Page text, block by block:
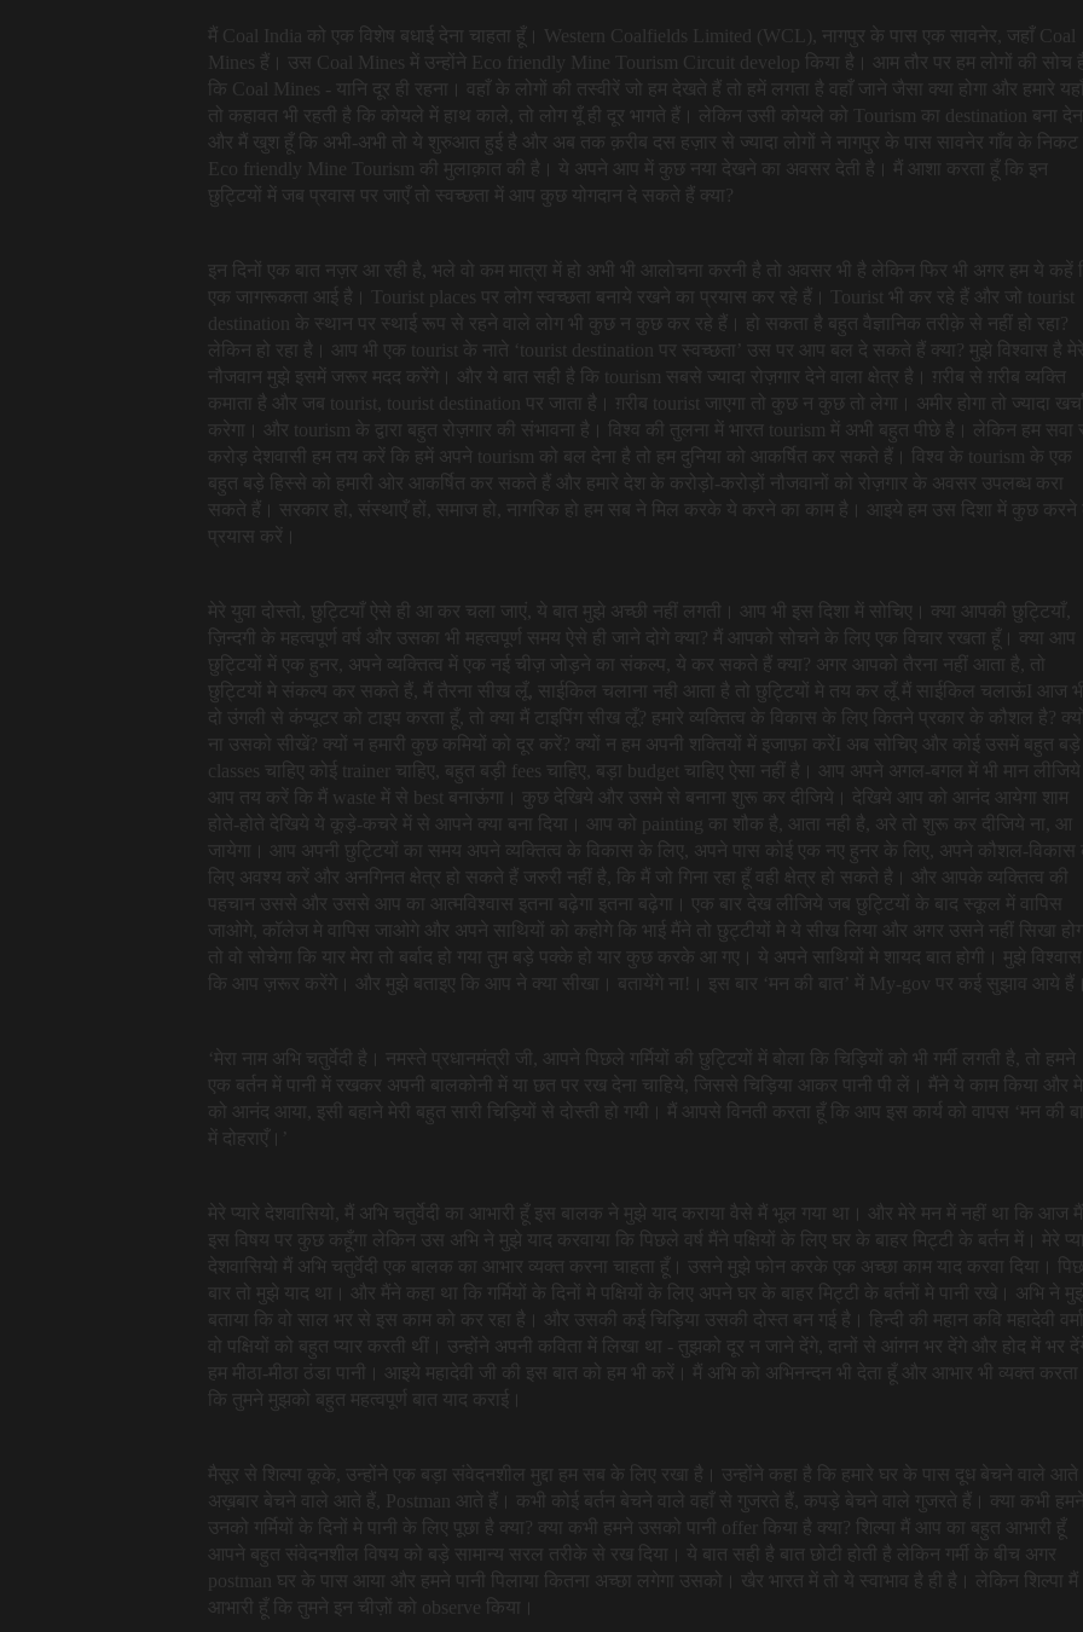
मैं Coal India को एक विशेष बधाई देना चाहता हूँ। Western Coalfields Limited (WCL), नागपुर के पास एक सावनेर, जहाँ Coal
Mines हैं। उस Coal Mines में उन्होंने Eco friendly Mine Tourism Circuit develop किया है। आम तौर पर हम लोगों की सोच
कि Coal Mines - यानि दूर ही रहना। वहाँ के लोगों की तस्वीरें जो हम देखते हैं तो हमें लगता है वहाँ जाने जैसा क्या होगा और हमारे यहाँ
तो कहावत भी रहती है कि कोयले में हाथ काले, तो लोग यूँ ही दूर भागते हैं। लेकिन उसी कोयले को Tourism का destination बना देना
और मैं खुश हूँ कि अभी-अभी तो ये शुरुआत हुई है और अब तक क़रीब दस हज़ार से ज्यादा लोगों ने नागपुर के पास सावनेर गाँव के निकट
Eco friendly Mine Tourism की मुलाक़ात की है। ये अपने आप में कुछ नया देखने का अवसर देती है। मैं आशा करता हूँ कि इन
छुट्टियों में जब प्रवास पर जाएँ तो स्वच्छता में आप कुछ योगदान दे सकते हैं क्या?
इन दिनों एक बात नज़र आ रही है, भले वो कम मात्रा में हो अभी भी आलोचना करनी है तो अवसर भी है लेकिन फिर भी अगर हम ये कहें
एक जागरूकता आई है। Tourist places पर लोग स्वच्छता बनाये रखने का प्रयास कर रहे हैं। Tourist भी कर रहे हैं और जो tourist
destination के स्थान पर स्थाई रूप से रहने वाले लोग भी कुछ न कुछ कर रहे हैं। हो सकता है बहुत वैज्ञानिक तरीक़े से नहीं हो रहा?
लेकिन हो रहा है। आप भी एक tourist के नाते ‘tourist destination पर स्वच्छता’ उस पर आप बल दे सकते हैं क्या? मुझे विश्वास है मेरे
नौजवान मुझे इसमें जरूर मदद करेंगे। और ये बात सही है कि tourism सबसे ज्यादा रोज़गार देने वाला क्षेत्र है। ग़रीब से ग़रीब व्यक्ति
कमाता है और जब tourist, tourist destination पर जाता है। ग़रीब tourist जाएगा तो कुछ न कुछ तो लेगा। अमीर होगा तो ज्यादा खर्चा
करेगा। और tourism के द्वारा बहुत रोज़गार की संभावना है। विश्व की तुलना में भारत tourism में अभी बहुत पीछे है। लेकिन हम सवा
करोड़ देशवासी हम तय करें कि हमें अपने tourism को बल देना है तो हम दुनिया को आकर्षित कर सकते हैं। विश्व के tourism के एक
बहुत बड़े हिस्से को हमारी ओर आकर्षित कर सकते हैं और हमारे देश के करोड़ो-करोड़ों नौजवानों को रोज़गार के अवसर उपलब्ध करा
सकते हैं। सरकार हो, संस्थाएँ हों, समाज हो, नागरिक हो हम सब ने मिल करके ये करने का काम है। आइये हम उस दिशा में कुछ करने
प्रयास करें।
मेरे युवा दोस्तो, छुट्टियाँ ऐसे ही आ कर चला जाएं, ये बात मुझे अच्छी नहीं लगती। आप भी इस दिशा में सोचिए। क्या आपकी छुट्टियाँ,
ज़िन्दगी के महत्वपूर्ण वर्ष और उसका भी महत्वपूर्ण समय ऐसे ही जाने दोगे क्या? मैं आपको सोचने के लिए एक विचार रखता हूँ। क्या आप
छुट्टियों में एक हुनर, अपने व्यक्तित्व में एक नई चीज़ जोड़ने का संकल्प, ये कर सकते हैं क्या? अगर आपको तैरना नहीं आता है, तो
छुट्टियों मे संकल्प कर सकते हैं, मैं तैरना सीख लूँ, साईकिल चलाना नही आता है तो छुट्टियों मे तय कर लूँ मैं साईकिल चलाऊंI आज
दो उंगली से कंप्यूटर को टाइप करता हूँ, तो क्या मैं टाइपिंग सीख लूँ? हमारे व्यक्तित्व के विकास के लिए कितने प्रकार के कौशल है? क्यों
ना उसको सीखें? क्यों न हमारी कुछ कमियों को दूर करें? क्यों न हम अपनी शक्तियों में इजाफ़ा करेंI अब सोचिए और कोई उसमें बहुत बड़े
classes चाहिए कोई trainer चाहिए, बहुत बड़ी fees चाहिए, बड़ा budget चाहिए ऐसा नहीं है। आप अपने अगल-बगल में भी मान लीजिये
आप तय करें कि मैं waste में से best बनाऊंगा। कुछ देखिये और उसमे से बनाना शुरू कर दीजिये। देखिये आप को आनंद आयेगा शाम
होते-होते देखिये ये कूड़े-कचरे में से आपने क्या बना दिया। आप को painting का शौक है, आता नही है, अरे तो शुरू कर दीजिये ना, आ
जायेगा। आप अपनी छुट्टियों का समय अपने व्यक्तित्व के विकास के लिए, अपने पास कोई एक नए हुनर के लिए, अपने कौशल-विकास
लिए अवश्य करें और अनगिनत क्षेत्र हो सकते हैं जरुरी नहीं है, कि मैं जो गिना रहा हूँ वही क्षेत्र हो सकते है। और आपके व्यक्तित्व की
पहचान उससे और उससे आप का आत्मविश्वास इतना बढ़ेगा इतना बढ़ेगा। एक बार देख लीजिये जब छुट्टियों के बाद स्कूल में वापिस
जाओगे, कॉलेज मे वापिस जाओगे और अपने साथियों को कहोगे कि भाई मैंने तो छुट्टीयों मे ये सीख लिया और अगर उसने नहीं सिखा
तो वो सोचेगा कि यार मेरा तो बर्बाद हो गया तुम बड़े पक्के हो यार कुछ करके आ गए। ये अपने साथियों मे शायद बात होगी। मुझे
कि आप ज़रूर करेंगे। और मुझे बताइए कि आप ने क्या सीखा। बतायेंगे ना!। इस बार ‘मन की बात’ में My-gov पर कई सुझाव आये हैं।
‘मेरा नाम अभि चतुर्वेदी है। नमस्ते प्रधानमंत्री जी, आपने पिछले गर्मियों की छुट्टियों में बोला कि चिड़ियों को भी गर्मी लगती है, तो हमने
एक बर्तन में पानी में रखकर अपनी बालकोनी में या छत पर रख देना चाहिये, जिससे चिड़िया आकर पानी पी लें। मैंने ये काम किया और
को आनंद आया, इसी बहाने मेरी बहुत सारी चिड़ियों से दोस्ती हो गयी। मैं आपसे विनती करता हूँ कि आप इस कार्य को वापस ‘मन की
में दोहराएँ।’
मेरे प्यारे देशवासियो, मैं अभि चतुर्वेदी का आभारी हूँ इस बालक ने मुझे याद कराया वैसे मैं भूल गया था। और मेरे मन में नहीं था कि आज मैं
इस विषय पर कुछ कहूँगा लेकिन उस अभि ने मुझे याद करवाया कि पिछले वर्ष मैंने पक्षियों के लिए घर के बाहर मिट्टी के बर्तन में। मेरे
देशवासियो मैं अभि चतुर्वेदी एक बालक का आभार व्यक्त करना चाहता हूँ। उसने मुझे फोन करके एक अच्छा काम याद करवा दिया।
बार तो मुझे याद था। और मैंने कहा था कि गर्मियों के दिनों मे पक्षियों के लिए अपने घर के बाहर मिट्टी के बर्तनों मे पानी रखे। अभि ने मुझे
बताया कि वो साल भर से इस काम को कर रहा है। और उसकी कई चिड़िया उसकी दोस्त बन गई है। हिन्दी की महान कवि महादेवी वर्मा
वो पक्षियों को बहुत प्यार करती थीं। उन्होंने अपनी कविता में लिखा था - तुझको दूर न जाने देंगे, दानों से आंगन भर देंगे और होद में भर
हम मीठा-मीठा ठंडा पानी। आइये महादेवी जी की इस बात को हम भी करें। मैं अभि को अभिनन्दन भी देता हूँ और आभार भी व्यक्त करता
कि तुमने मुझको बहुत महत्वपूर्ण बात याद कराई।
मैसूर से शिल्पा कूके, उन्होंने एक बड़ा संवेदनशील मुद्दा हम सब के लिए रखा है। उन्होंने कहा है कि हमारे घर के पास दूध बेचने वाले आते
अख़बार बेचने वाले आते हैं, Postman आते हैं। कभी कोई बर्तन बेचने वाले वहाँ से गुजरते हैं, कपड़े बेचने वाले गुजरते हैं। क्या कभी हमने
उनको गर्मियों के दिनों मे पानी के लिए पूछा है क्या? क्या कभी हमने उसको पानी offer किया है क्या? शिल्पा मैं आप का बहुत आभारी हूँ
आपने बहुत संवेदनशील विषय को बड़े सामान्य सरल तरीके से रख दिया। ये बात सही है बात छोटी होती है लेकिन गर्मी के बीच अगर
postman घर के पास आया और हमने पानी पिलाया कितना अच्छा लगेगा उसको। खैर भारत में तो ये स्वाभाव है ही है। लेकिन शिल्पा मैं
आभारी हूँ कि तुमने इन चीज़ों को observe किया।